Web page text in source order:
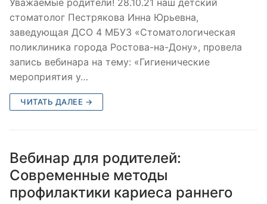
Уважаемые родители! 28.10.21 наш детский
стоматолог Пестрякова Инна Юрьевна,
заведующая ДСО 4 МБУЗ «Стоматологическая
поликлиника города Ростова-на-Дону», провела
запись вебинара на тему: «Гигиенические
мероприятия у…
ЧИТАТЬ ДАЛЕЕ →
Вебинар для родителей:
Современные методы
профилактики кариеса раннего